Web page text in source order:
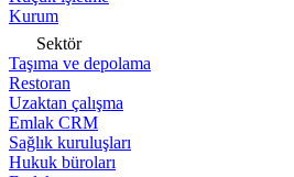
Kurum
Sektör
Taşıma ve depolama
Restoran
Uzaktan çalışma
Emlak CRM
Sağlık kuruluşları
Hukuk büroları